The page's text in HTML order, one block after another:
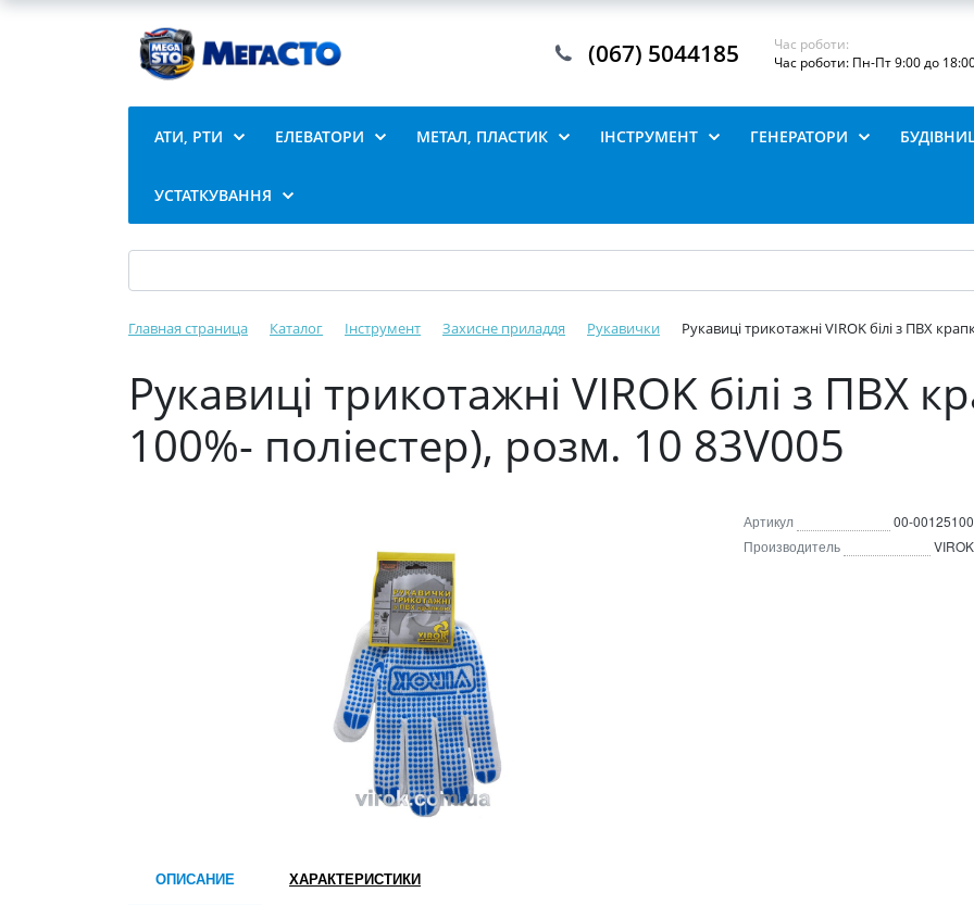
(067) 5044185
Час роботи:
Час роботи: Пн-Пт 9:00 до
АТИ, РТИ ЕЛЕВАТОРИ МЕТАЛ, ПЛАСТИК ІНСТРУМЕНТ ГЕНЕРАТОРИ
УСТАТКУВАННЯ
Главная страница Каталог Інструмент Захисне приладдя Рукавички Рукавиці трикотажні VIROK білі з ПВХ
Рукавиці трикотажні VIROK білі з ПВХ
100%- поліестер), розм. 10 83V005
Артикул
00-00125100
Производитель
VIROK
ОПИСАНИЕ ХАРАКТЕРИСТИКИ